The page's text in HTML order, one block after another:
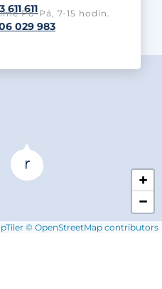
611 611
Po-Pá, 7-15 hodin.
029 983
+
−
© OpenStreetMap contributors